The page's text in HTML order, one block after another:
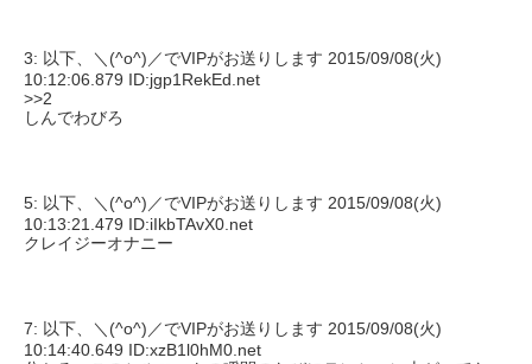
3: 以下、＼(^o^)／でVIPがお送りします 2015/09/08(火)
10:12:06.879 ID:jgp1RekEd.net
>>2
しんでわびろ
5: 以下、＼(^o^)／でVIPがお送りします 2015/09/08(火)
10:13:21.479 ID:iIkbTAvX0.net
クレイジーオナニー
7: 以下、＼(^o^)／でVIPがお送りします 2015/09/08(火)
10:14:40.649 ID:xzB1l0hM0.net